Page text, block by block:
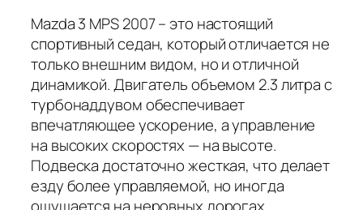
Mazda 3 MPS 2007 – это настоящий
спортивный седан, который отличается не
только внешним видом, но и отличной
динамикой. Двигатель объемом 2.3 литра с
турбонаддувом обеспечивает
впечатляющее ускорение, а управление
на высоких скоростях — на высоте.
Подвеска достаточно жесткая, что делает
езду более управляемой, но иногда